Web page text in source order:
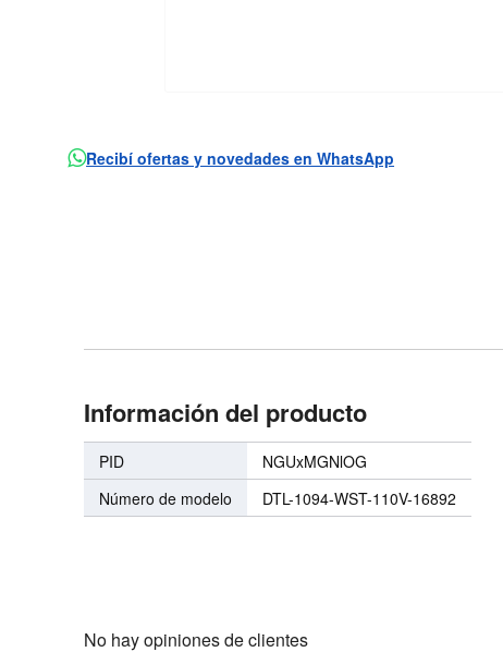
Recibí ofertas y novedades en WhatsApp
Información del producto
PID
NGUxMGNlOG
Número de modelo
DTL-1094-WST-110V-16892
No hay opiniones de clientes